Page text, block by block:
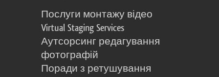
Послуги монтажу відео
Virtual Staging Services
Аутсорсинг редагування
фотографій
Поради з ретушування